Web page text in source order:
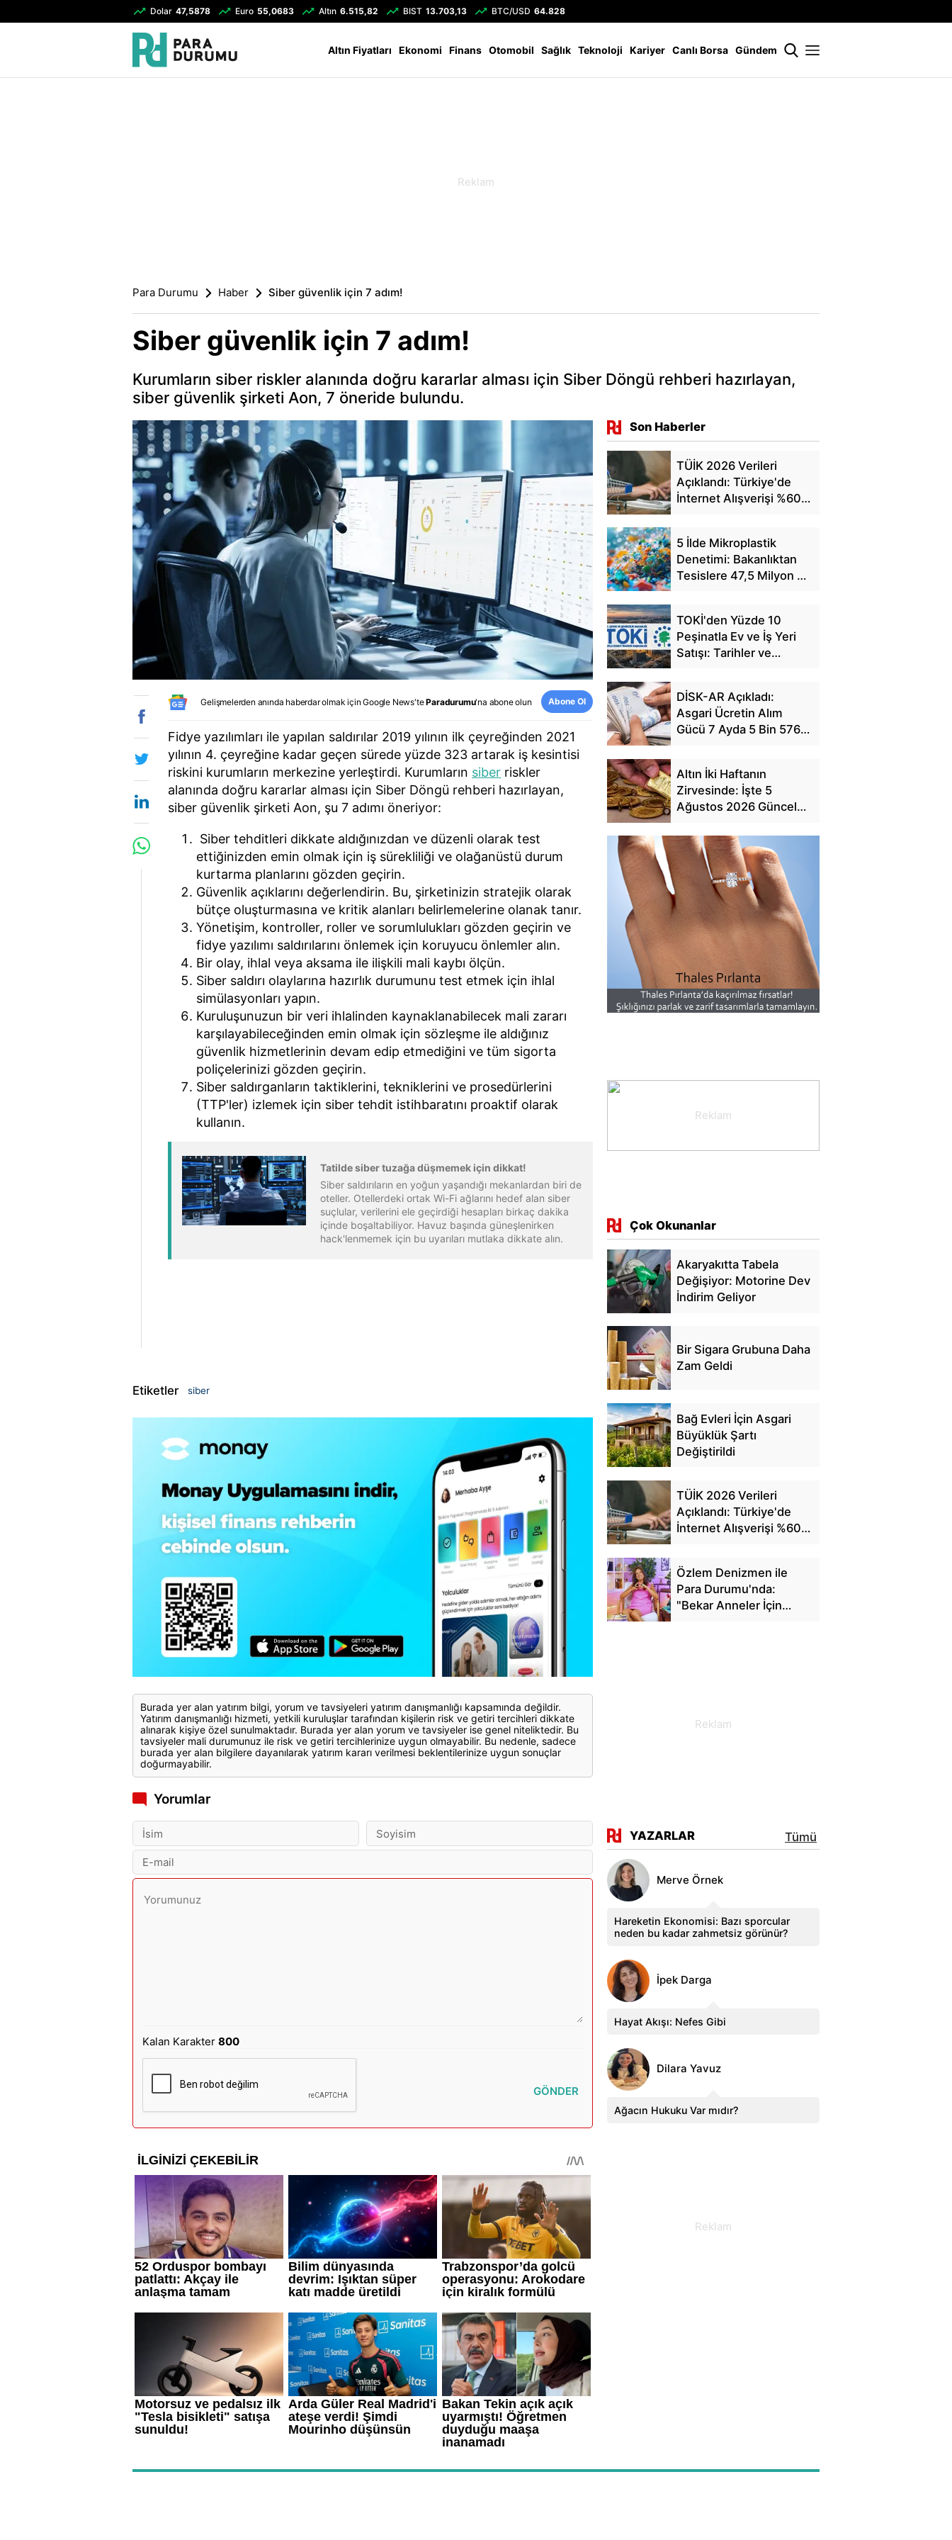
Dolar 47,5878 Euro 55,0683 Altın 6.515,82 BIST 13.703,13 BTC/USD 64.828
Altın Fiyatları Ekonomi Finans Otomobil Sağlık Teknoloji Kariyer Canlı Borsa Gündem
Para Durumu Haber Siber güvenlik için 7 adım!
Siber güvenlik için 7 adım!
Kurumların siber riskler alanında doğru kararlar alması için Siber Döngü rehberi hazırlayan,
siber güvenlik şirketi Aon, 7 öneride bulundu.
Gelişmelerden anında haberdar olmak içinGoogle News'teParadurumu'na abone olun Abone Ol
Fidye yazılımları ile yapılan saldırılar 2019 yılının ilk çeyreğinden 2021
yılının 4. çeyreğine kadar geçen sürede yüzde 323 artarak iş kesintisi
riskini kurumların merkezine yerleştirdi. Kurumların siber riskler
alanında doğru kararlar alması için Siber Döngü rehberi hazırlayan,
siber güvenlik şirketi Aon, şu 7 adımı öneriyor:
Siber tehditleri dikkate aldığınızdan ve düzenli olarak test
ettiğinizden emin olmak için iş sürekliliği ve olağanüstü durum
kurtarma planlarını gözden geçirin.
Güvenlik açıklarını değerlendirin. Bu, şirketinizin stratejik olarak
bütçe oluşturmasına ve kritik alanları belirlemelerine olanak tanır.
Yönetişim, kontroller, roller ve sorumlulukları gözden geçirin ve
fidye yazılımı saldırılarını önlemek için koruyucu önlemler alın.
Bir olay, ihlal veya aksama ile ilişkili mali kaybı ölçün.
Siber saldırı olaylarına hazırlık durumunu test etmek için ihlal
simülasyonları yapın.
Kuruluşunuzun bir veri ihlalinden kaynaklanabilecek mali zararı
karşılayabileceğinden emin olmak için sözleşme ile aldığınız
güvenlik hizmetlerinin devam edip etmediğini ve tüm sigorta
poliçelerinizi gözden geçirin.
Siber saldırganların taktiklerini, tekniklerini ve prosedürlerini
(TTP'ler) izlemek için siber tehdit istihbaratını proaktif olarak
kullanın.
Tatilde siber tuzağa düşmemek için dikkat!
Siber saldırıların en yoğun yaşandığı mekanlardan biri de
oteller. Otellerdeki ortak Wi-Fi ağlarını hedef alan siber
suçlular, verilerini ele geçirdiği hesapları birkaç dakika
içinde boşaltabiliyor. Havuz başında güneşlenirken
hack'lenmemek için bu uyarıları mutlaka dikkate alın.
Etiketler siber
Burada yer alan yatırım bilgi, yorum ve tavsiyeleri yatırım danışmanlığı kapsamında değildir.
Yatırım danışmanlığı hizmeti, yetkili kuruluşlar tarafından kişilerin risk ve getiri tercihleri dikkate
alınarak kişiye özel sunulmaktadır. Burada yer alan yorum ve tavsiyeler ise genel niteliktedir. Bu
tavsiyeler mali durumunuz ile risk ve getiri tercihlerinize uygun olmayabilir. Bu nedenle, sadece
burada yer alan bilgilere dayanılarak yatırım kararı verilmesi beklentilerinize uygun sonuçlar
doğurmayabilir.
Yorumlar
Kalan Karakter800
GÖNDER
Son Haberler
TÜİK 2026 Verileri
Açıklandı: Türkiye'de
İnternet Alışverişi %60'a
5 İlde Mikroplastik
Denetimi: Bakanlıktan
Tesislere 47,5 Milyon TL
TOKİ'den Yüzde 10
Peşinatla Ev ve İş Yeri
Satışı: Tarihler ve
DİSK-AR Açıkladı:
Asgari Ücretin Alım
Gücü 7 Ayda 5 Bin 576
Altın İki Haftanın
Zirvesinde: İşte 5
Ağustos 2026 Güncel
Çok Okunanlar
Akaryakıtta Tabela
Değişiyor: Motorine Dev
İndirim Geliyor
Bir Sigara Grubuna Daha
Zam Geldi
Bağ Evleri İçin Asgari
Büyüklük Şartı
Değiştirildi
TÜİK 2026 Verileri
Açıklandı: Türkiye'de
İnternet Alışverişi %60'a
Özlem Denizmen ile
Para Durumu'nda:
"Bekar Anneler İçin
YAZARLAR Tümü
Merve Örnek
Hareketin Ekonomisi: Bazı sporcular
neden bu kadar zahmetsiz görünür?
İpek Darga
Hayat Akışı: Nefes Gibi
Dilara Yavuz
Ağacın Hukuku Var mıdır?